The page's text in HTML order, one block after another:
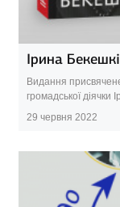
Ірина
Видання присвячене
громадської діячки
29 червня 2022